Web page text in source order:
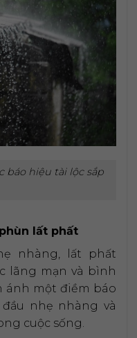
báo hiệu tài lộc sắp
lất phất
nhàng, lất phất
lãng mạn và bình
ánh một điềm báo
nhẹ nhàng và
cuộc sống.